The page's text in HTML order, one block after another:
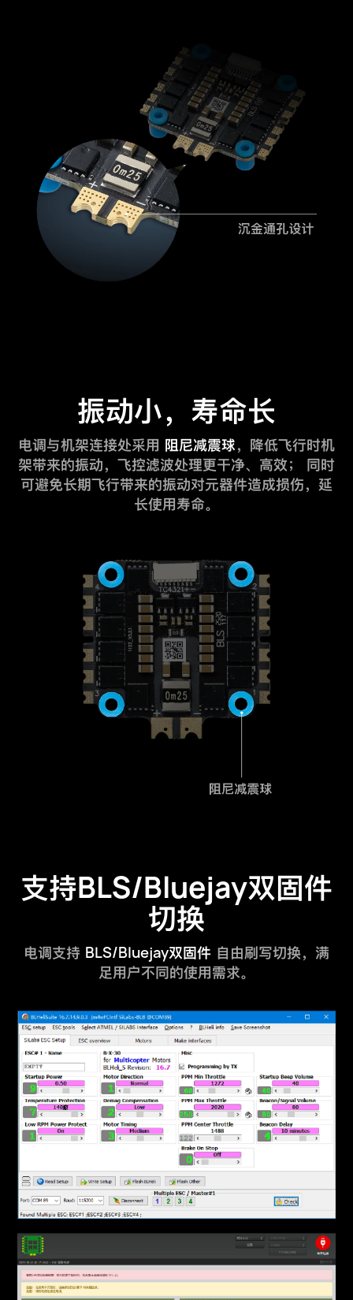
振动小，寿命长
电调与机架连接处采用 阻尼减震球，降低飞行时机
架带来的振动，飞控滤波处理更干净、高效；
同时
可避免长期飞行带来的振动对元器件造成损伤，延
长使用寿命。
支持BLS/Bluejay双固件
切换
电调支持 BLS/Bluejay双固件 自由刷写切换，满
足用户不同的使用需求。